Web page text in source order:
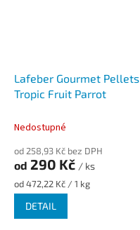
Lafeber Gourmet Pellets
Tropic Fruit Parrot
Nedostupné
od 258,93 Kč bez DPH
od 290 Kč / ks
Měrná
cena:
od 472,22 Kč / 1 kg
DETAIL